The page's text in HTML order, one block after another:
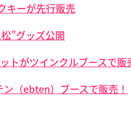
キーが先行販売
”グッズ公開
トがツインクルブースで販
（ebten）ブースで販売！